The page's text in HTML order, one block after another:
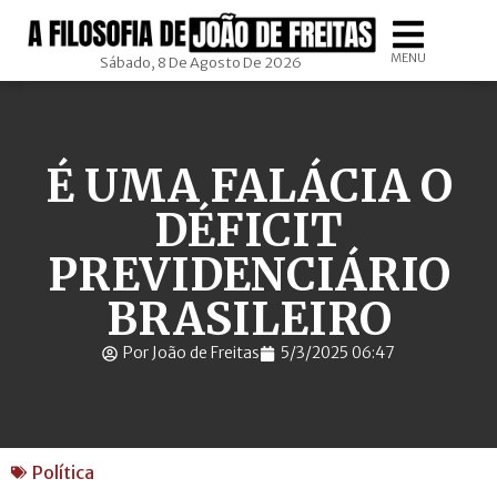
Sábado, 8 De Agosto De 2026 MENU
É UMA FALÁCIA O
DÉFICIT
PREVIDENCIÁRIO
BRASILEIRO
Por João de Freitas 5/3/2025 06:47
Política